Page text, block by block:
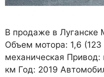
В продаже в Луганске
Объем мотора: 1,6
механическая
км Год: 2019